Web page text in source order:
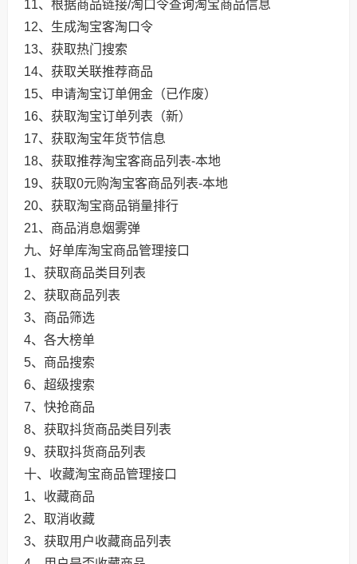
11、根据商品链接/淘口令查询淘宝商品信息
12、生成淘宝客淘口令
13、获取热门搜索
14、获取关联推荐商品
15、申请淘宝订单佣金（已作废）
16、获取淘宝订单列表（新）
17、获取淘宝年货节信息
18、获取推荐淘宝客商品列表-本地
19、获取0元购淘宝客商品列表-本地
20、获取淘宝商品销量排行
21、商品消息烟雾弹
九、好单库淘宝商品管理接口
1、获取商品类目列表
2、获取商品列表
3、商品筛选
4、各大榜单
5、商品搜索
6、超级搜索
7、快抢商品
8、获取抖货商品类目列表
9、获取抖货商品列表
十、收藏淘宝商品管理接口
1、收藏商品
2、取消收藏
3、获取用户收藏商品列表